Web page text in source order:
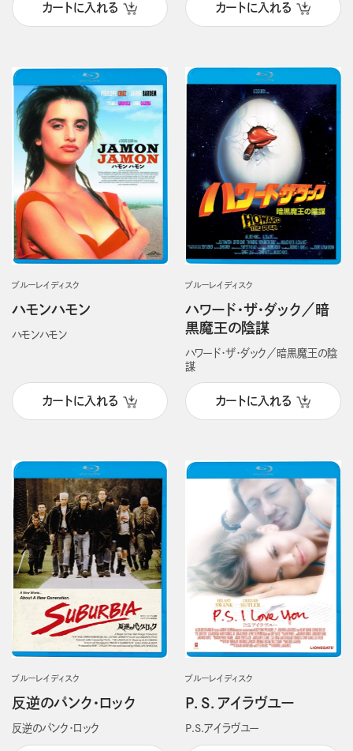
カートに入れる カートに入れる
ブルーレイディスク
ハモンハモン
ハモンハモン
カートに入れる
ブルーレイディスク
ハワード・ザ・ダック／暗
黒魔王の陰謀
ハワード・ザ・ダック／暗黒魔王の陰
謀
カートに入れる
ブルーレイディスク
反逆のパンク・ロック
反逆のパンク・ロック
ブルーレイディスク
P．S．アイラヴユー
P.S.アイラヴユー